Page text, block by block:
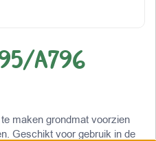
A796
maken grondmat voorzien
Geschikt voor gebruik in de